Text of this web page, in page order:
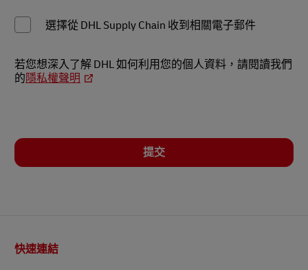
選擇從 DHL Supply Chain 收到相關電子郵件
若您想深入了解 DHL 如何利用您的個人資料，請閱讀我們
的 隱私權聲明
提交
頁
尾
快速連結